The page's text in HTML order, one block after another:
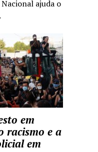
ajuda o
em
racismo e a
em